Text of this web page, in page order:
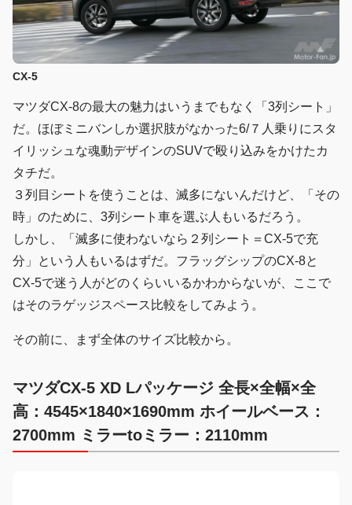
CX-5
マツダCX-8の最大の魅力はいうまでもなく「3列シート」
だ。ほぼミニバンしか選択肢がなかった6/７人乗りにスタ
イリッシュな魂動デザインのSUVで殴り込みをかけたカ
タチだ。
３列目シートを使うことは、滅多にないんだけど、「その
時」のために、3列シート車を選ぶ人もいるだろう。
しかし、「滅多に使わないなら２列シート＝CX-5で充
分」という人もいるはずだ。フラッグシップのCX-8と
CX-5で迷う人がどのくらいいるかわからないが、ここで
はそのラゲッジスペース比較をしてみよう。
その前に、まず全体のサイズ比較から。
マツダCX-5 XD Lパッケージ 全長×全幅×全
高：4545×1840×1690mm ホイールベース：
2700mm ミラーtoミラー：2110mm